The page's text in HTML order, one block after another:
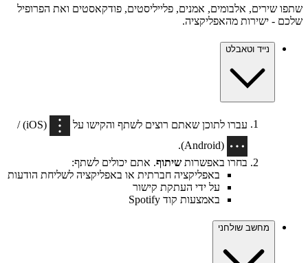
שתפו שירים, אלבומים, אמנים, פלייליסטים, פודקאסטים ואת הפרופיל
שלכם ‑ ישירות מהאפליקציה.
נייד וטאבלט
עברו לתוכן שאתם רוצים לשתף והקישו על
(iOS) /
(Android).
בחרו באפשרות שיתוף. אתם יכולים לשתף:
באפליקציה חברתית או באפליקציה לשליחת הודעות
על ידי העתקת קישור
באמצעות קוד Spotify
מחשב שולחני